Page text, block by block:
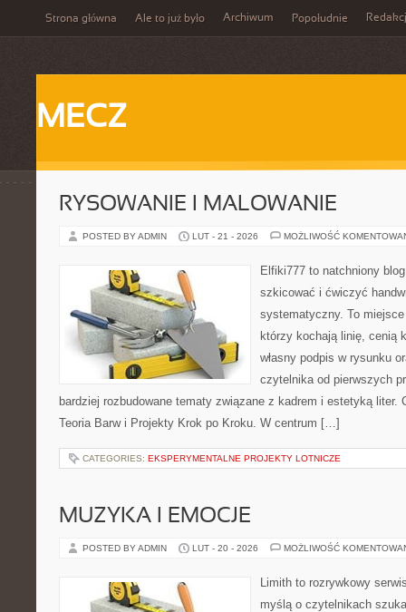
Strona główna Ale to już było Archiwum Popołudnie
MECZ
RYSOWANIE I MALOWANIE
POSTED BY ADMIN LUT - 21 - 2026 MOŻLIWOŚĆ
Elfiki777 to natchniony
szkicować i ćwiczyć
systematyczny. To
którzy kochają linię, cenią
własny podpis w rysunku
czytelnika od pierwszych
bardziej rozbudowane tematy związane z kadrem i estetyką liter.
Teoria Barw i Projekty Krok po Kroku. W centrum […]
CATEGORIES: EKSPERYMENTALNE PROJEKTY LOTNICZE
MUZYKA I EMOCJE
POSTED BY ADMIN LUT - 20 - 2026 MOŻLIWOŚĆ
Limith to rozrywkowy
myślą o czytelnikach